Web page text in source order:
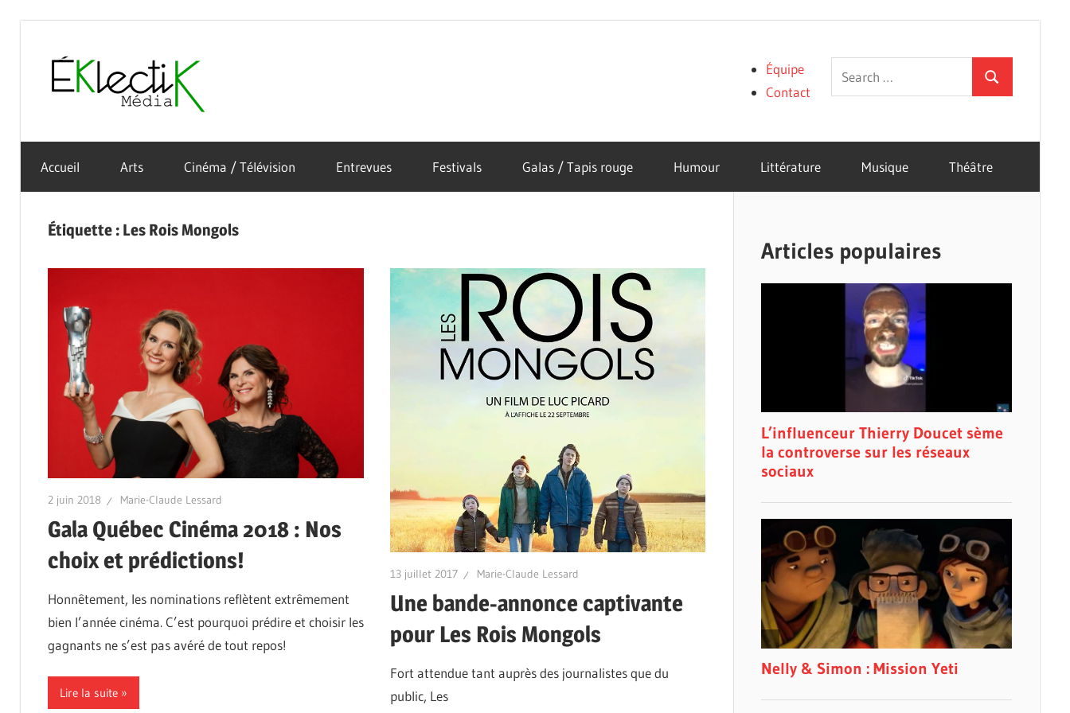
content
Média
culture
sous
toutes
formes
Search
for:
Search
Équipe
Contact
Accueil Arts Cinéma / Télévision Entrevues Festivals Galas / Tapis rouge Humour Littérature Musique Théâtre
Étiquette : Les Rois Mongols
2 juin 2018 Marie-Claude Lessard
Gala Québec Cinéma 2018 : Nos
choix et prédictions!
Honnêtement, les nominations reflètent extrêmement
bien l’année cinéma. C’est pourquoi prédire et choisir les
gagnants ne s’est pas avéré de tout repos!
Lire la suite
13 juillet 2017 Marie-Claude Lessard
Une bande-annonce captivante
pour Les Rois Mongols
Fort attendue tant auprès des journalistes que du
public, Les
Articles populaires